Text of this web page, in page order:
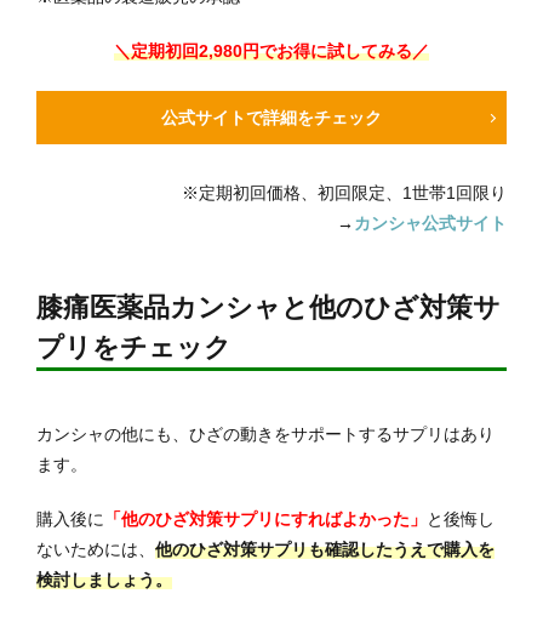
＼定期初回2,980円でお得に試してみる／
公式サイトで詳細をチェック
※定期初回価格、初回限定、1世帯1回限り
→ カンシャ公式サイト
膝痛医薬品カンシャと他のひざ対策サ
プリをチェック
カンシャの他にも、ひざの動きをサポートするサプリはあり
ます。
購入後に 「他のひざ対策サプリにすればよかった」 と後悔し
ないためには、 他のひざ対策サプリも確認したうえで購入を
検討しましょう。